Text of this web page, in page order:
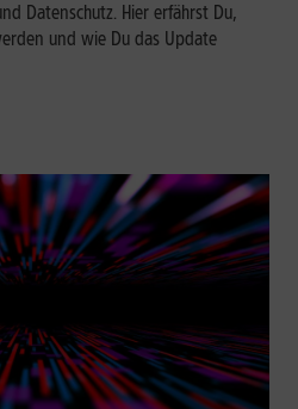
Datenschutz. Hier erfährst Du,
und wie Du das Update